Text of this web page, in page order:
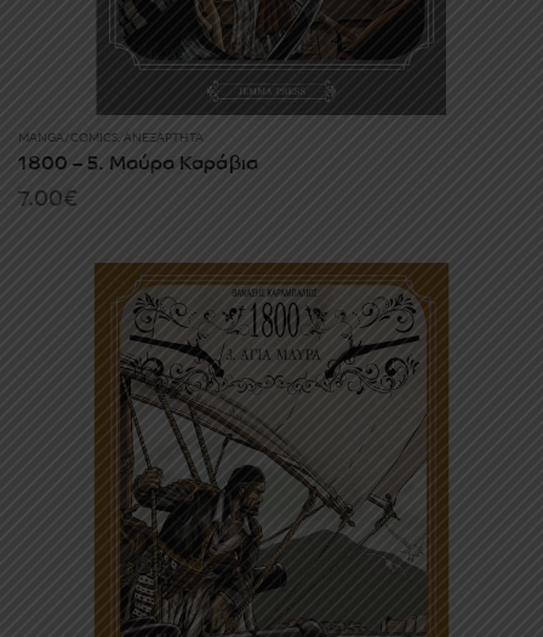
MANGA/COMICS ΑΝΕΞΆΡΤΗΤΑ
1800 – 5. Μαύρα Καράβια
7.00€